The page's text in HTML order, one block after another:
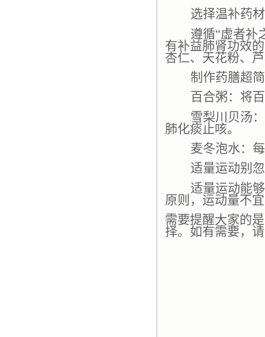
选择温补药
遵循“虚者补
有补益肺肾功效
杏仁、天花粉、
制作药膳超
百合粥：将
雪梨川贝汤
肺化痰止咳。
麦冬泡水：
适量运动别
适量运动能
原则，运动量不
需要提醒大家的
择。如有需要，